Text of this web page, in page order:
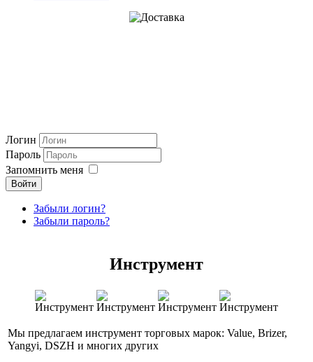
Логин
Пароль
Запомнить меня
Войти
Забыли логин?
Забыли пароль?
Инструмент
Мы предлагаем инструмент торговых марок: Value, Brizer,
Yangyi, DSZH и многих других